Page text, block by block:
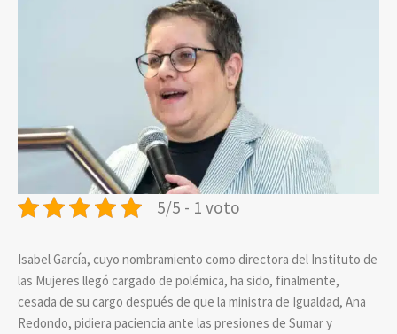
5/5 - 1 voto
Isabel García, cuyo nombramiento como directora del Instituto de
las Mujeres llegó cargado de polémica, ha sido, finalmente,
cesada de su cargo después de que la ministra de Igualdad, Ana
Redondo, pidiera paciencia ante las presiones de Sumar y